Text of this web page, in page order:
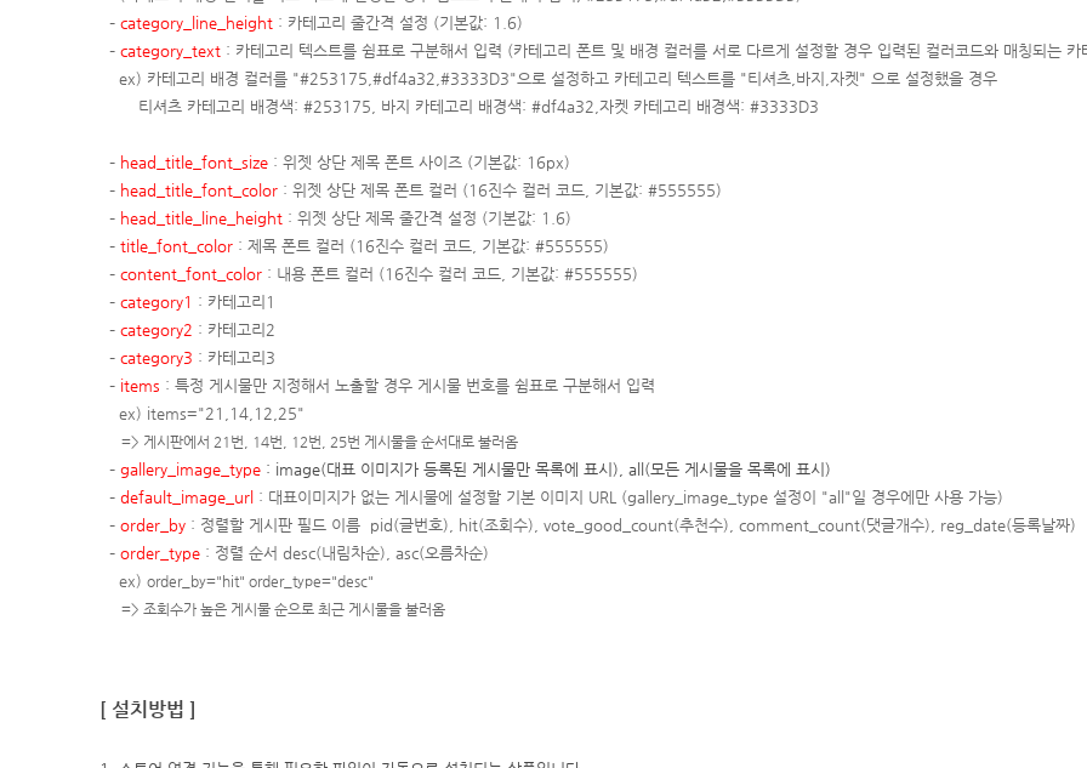
– category_l ine_height : 카테고리 줄간격 설정 (기본값: 1.6)
– category_text : 카테고리 텍스트를 쉼표로 구분해서 입력 (카테고리 폰트 및 배경 컬러를 서로 다르게 설정할 경우 입력된 컬러코드와 매칭되는
ex) 카테고리 배경 컬러를 "#253175,#df4a32,#3333D3"으로 설정하고 카테고리 텍스트를 "티셔츠,바지,자켓" 으로 설정했을 경우
티셔츠 카테고리 배경색: #253175, 바지 카테고리 배경색: #df4a32, 자켓 카테고리 배경색: #3333D3
– head_title_font_size : 위젯 상단 제목 폰트 사이즈 (기본값: 16px)
– head_title_font_color : 위젯 상단 제목 폰트 컬러 (16진수 컬러 코드, 기본값: #555555)
– head_title_line_height : 위젯 상단 제목 줄간격 설정 (기본값: 1.6)
– title_font_color : 제목 폰트 컬러 (16진수 컬러 코드, 기본값: #555555)
– content_font_color : 내용 폰트 컬러 (16진수 컬러 코드, 기본값: #555555)
– category1 : 카테고리1
– category2 : 카테고리2
– category3 : 카테고리3
– items : 특정 게시물만 지정해서 노출할 경우 게시물 번호를 쉼표로 구분해서 입력
ex) items="21,14,12,25"
=> 게시판에서 21번, 14번, 12번, 25번 게시물을 순서대로 불러옴
– gallery_image_type : image(대표 이미지가 등록된 게시물만 목록에 표시), all(모든 게시물을 목록에 표시)
– default_image_url : 대표이미지가 없는 게시물에 설정할 기본 이미지 URL (gallery_image_type 설정이 "all"일 경우에만 사용 가능)
– order_by : 정렬할 게시판 필드 이름 pid(글번호), hit(조회수), vote_good_count(추천수), comment_count(댓글개수), reg_date(등록날짜)
– order_type : 정렬 순서 desc(내림차순), asc(오름차순)
ex) order_by="hit" order_type="desc"
=> 조회수가 높은 게시물 순으로 최근 게시물을 불러옴
[ 설치방법 ]